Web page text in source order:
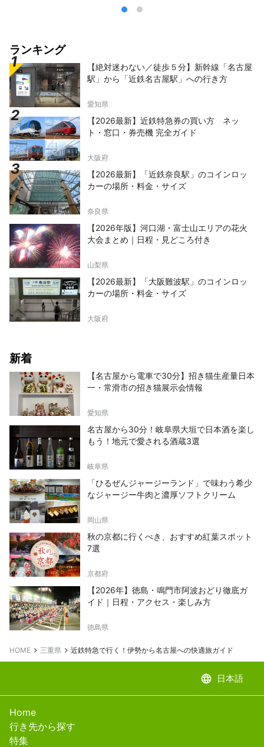
ランキング
【絶対迷わない／徒歩５分】新幹線「名古屋
駅」から「近鉄名古屋駅」への行き方
愛知県
【2026最新】近鉄特急券の買い方 ネッ
ト・窓口・券売機 完全ガイド
大阪府
【2026最新】「近鉄奈良駅」のコインロッ
カーの場所・料金・サイズ
奈良県
【2026年版】河口湖・富士山エリアの花火
大会まとめ｜日程・見どころ付き
山梨県
【2026最新】「大阪難波駅」のコインロッ
カーの場所・料金・サイズ
大阪府
新着
【名古屋から電車で30分】招き猫生産量日本
一・常滑市の招き猫展示会情報
愛知県
名古屋から30分！岐阜県大垣で日本酒を楽し
もう！地元で愛される酒蔵3選
岐阜県
「ひるぜんジャージーランド」で味わう希少
なジャージー牛肉と濃厚ソフトクリーム
岡山県
秋の京都に行くべき、おすすめ紅葉スポット
7選
京都府
【2026年】徳島・鳴門市阿波おどり徹底ガ
イド｜日程・アクセス・楽しみ方
徳島県
HOME 三重県 近鉄特急で行く！伊勢から名古屋への快適旅ガイド
language 日本語
Home
行き先から探す
特集